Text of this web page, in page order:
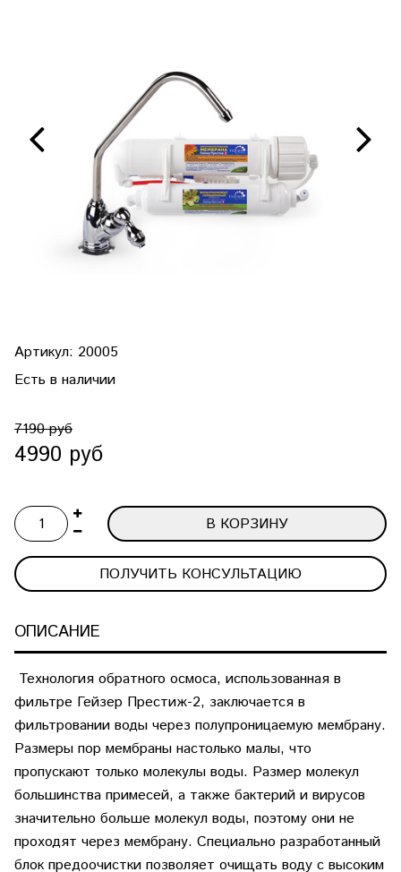
Артикул: 20005
Есть в наличии
7190 руб
4990 руб
В КОРЗИНУ
ПОЛУЧИТЬ КОНСУЛЬТАЦИЮ
ОПИСАНИЕ
Технология обратного осмоса, использованная в
фильтре Гейзер Престиж-2, заключается в
фильтровании воды через полупроницаемую мембрану.
Размеры пор мембраны настолько малы, что
пропускают только молекулы воды. Размер молекул
большинства примесей, а также бактерий и вирусов
значительно больше молекул воды, поэтому они не
проходят через мембрану. Специально разработанный
блок предоочистки позволяет очищать воду с высоким